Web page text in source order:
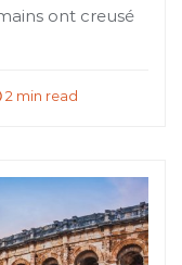
ont creusé
2 min read